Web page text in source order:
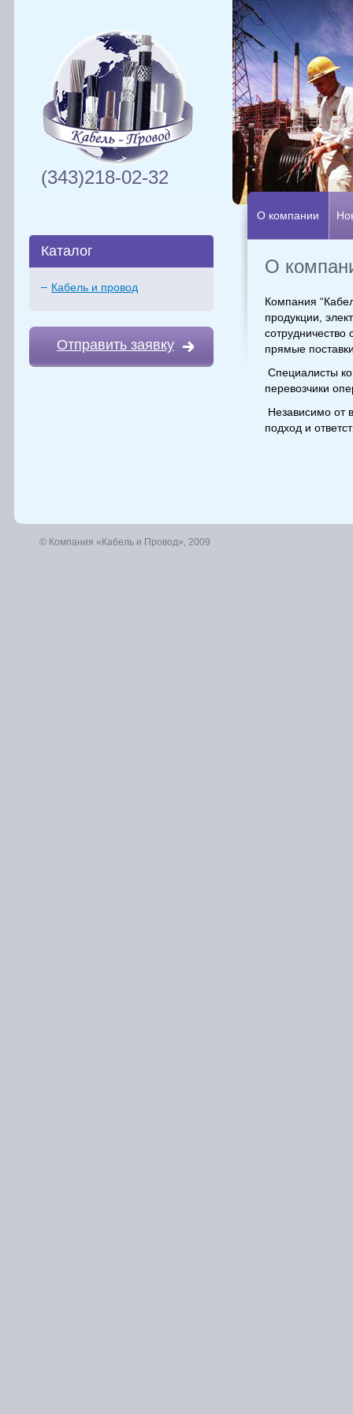
(343)218-02-32
Каталог
Кабель и провод
Отправить заявку
О компании
О
Компания
продукции,
прямые
Специалисты
перевозчики
Независимо от
подход и
© Компания «Кабель и Провод», 2009